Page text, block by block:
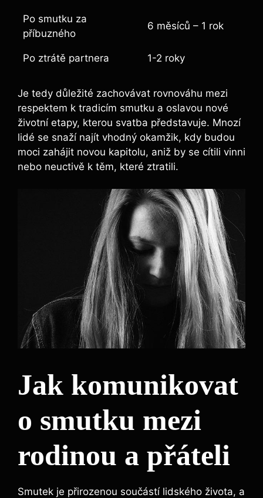
Po smutku za
příbuzného
6 měsíců – 1 rok
Po ztrátě partnera 1-2 roky
Je tedy důležité zachovávat rovnováhu mezi
respektem k tradicím smutku a oslavou nové
životní etapy, kterou svatba představuje. Mnozí
lidé se snaží najít vhodný okamžik, kdy budou
moci zahájit novou kapitolu, aniž by se cítili vinni
nebo neuctivě k těm, které ztratili.
Jak komunikovat
o smutku mezi
rodinou a přáteli
Smutek je přirozenou součástí lidského života, a